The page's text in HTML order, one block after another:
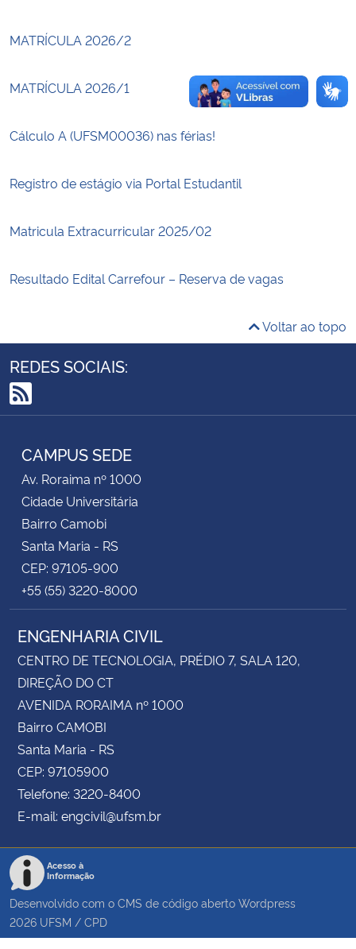
Advocacia-Geral da União
Banco Central do Brasil
MATRÍCULA 2026/2
MATRÍCULA 2026/1
Cálculo A (UFSM00036) nas férias!
Registro de estágio via Portal Estudantil
Matricula Extracurricular 2025/02
Resultado Edital Carrefour – Reserva de vagas
Voltar ao topo
REDES SOCIAIS:
RSS
CAMPUS SEDE
Av. Roraima nº 1000
Cidade Universitária
Bairro Camobi
Santa Maria - RS
CEP: 97105-900
+55 (55) 3220-8000
ENGENHARIA CIVIL
CENTRO DE TECNOLOGIA, PRÉDIO 7, SALA 120,
DIREÇÃO DO CT
AVENIDA RORAIMA nº 1000
Bairro CAMOBI
Santa Maria - RS
CEP: 97105900
Telefone: 3220-8400
E-mail: engcivil@ufsm.br
Acesso à
Informação
Desenvolvido com o CMS de código aberto Wordpress
2026 UFSM / CPD